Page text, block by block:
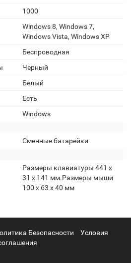
1000
Windows 8, Windows 7,
Windows Vista, Windows XP
Беспроводная
Черный
Белый
Есть
Windows
Сменные батарейки
Размеры клавиатуры 441 х
31 х 141 мм.Размеры мыши
100 х 63 х 40 мм
Безопасности
Условия